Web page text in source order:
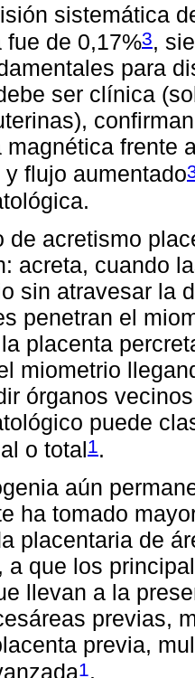
sistemática
fue de 0,17%3,
para
ser clínica
magnética frente
flujo aumentado
de acretismo
acreta, cuando
sin atravesar la
penetran el
placenta
miometrio
órganos
puede
o total1.
aún
ha tomado
placentaria de
a que los
llevan a la
previas,
previa,
1 .